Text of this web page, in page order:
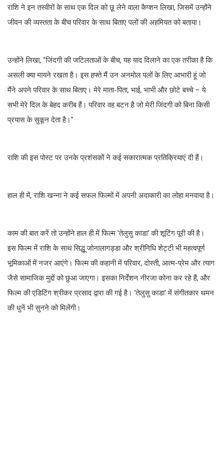
राशि ने इन तस्वीरों के साथ एक दिल को छू लेने वाला कैप्शन लिखा, जिसमें उन्होंने
जीवन की व्यस्तता के बीच परिवार के साथ बिताए पलों की अहमियत को बताया।
उन्होंने लिखा, "जिंदगी की जटिलताओं के बीच, यह याद दिलाने का एक तरीका है कि
असली क्या मायने रखता है। इस हफ्ते मैं उन अनमोल पलों के लिए आभारी हूं जो
मैंने अपने परिवार के साथ बिताए। मेरे माता-पिता, भाई, भाभी और छोटे बच्चे – ये
सभी मेरे दिल के बेहद करीब हैं। परिवार वह बटन है जो मेरी जिंदगी को बिना किसी
प्रयास के सुकून देता है।"
राशि की इस पोस्ट पर उनके प्रशंसकों ने कई सकारात्मक प्रतिक्रियाएं दी हैं।
हाल ही में, राशि खन्ना ने कई सफल फिल्मों में अपनी अदाकारी का लोहा मनवाया है।
काम की बात करें तो उन्होंने हाल ही में फिल्म 'तेलुसु काडा' की शूटिंग पूरी की है।
इस फिल्म में राशि के साथ सिद्धू जोनालागड्डा और श्रीनिधि शेट्टी भी महत्वपूर्ण
भूमिकाओं में नजर आएंगे। फिल्म की कहानी में परिवार, दोस्ती, आत्म-प्रेम और त्याग
जैसे सामाजिक मुद्दों को छुआ जाएगा। इसका निर्देशन नीरजा कोना कर रहे हैं, और
फिल्म की एडिटिंग श्रीकर प्रसाद द्वारा की गई है। 'तेलुसु काडा' में संगीतकार थमन
की धुनें भी सुनने को मिलेंगी।